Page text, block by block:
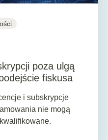
poza ulgą
fiskusa
i subskrypcje
nie mogą